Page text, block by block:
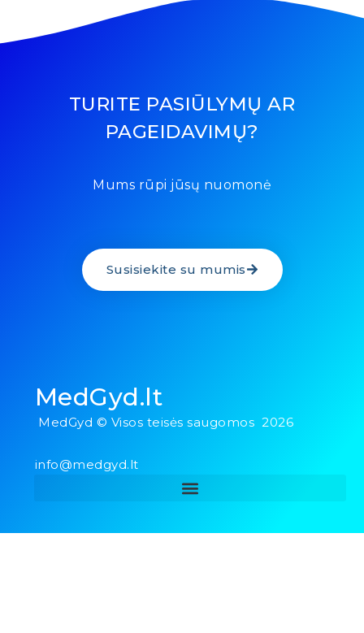
TURITE PASIŪLYMŲ AR
PAGEIDAVIMŲ?
Mums rūpi jūsų nuomonė
Susisiekite su mumis
MedGyd.lt
MedGyd © Visos teisės saugomos 2026
info@medgyd.lt